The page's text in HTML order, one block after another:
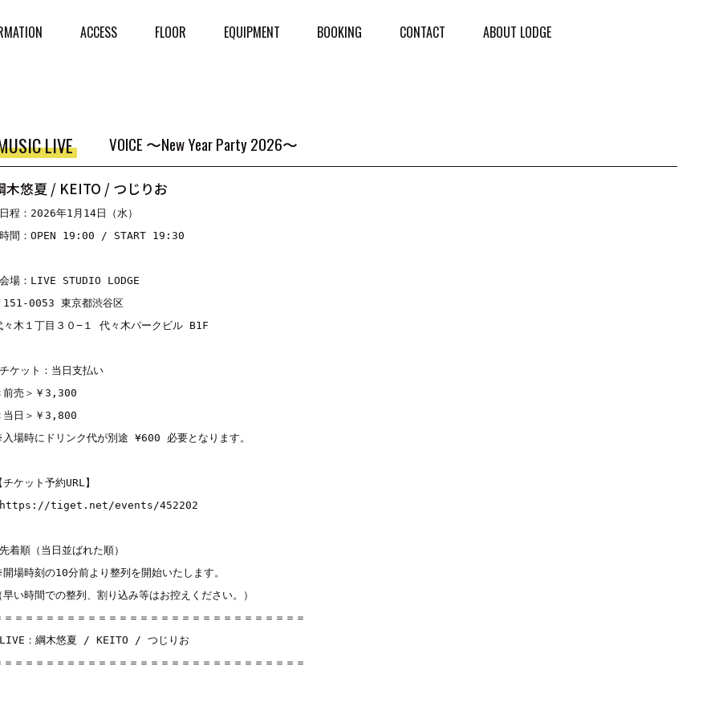
ACCESS FLOOR EQUIPMENT BOOKING CONTACT ABOUT LODGE
LIVE VOICE 〜New Year Party 2026〜
木悠夏 / KEITO / つじりお
程：2026年1月14日（水）
間：OPEN 19:00 / START 19:30
場：LIVE STUDIO LODGE
151-0053 東京都渋谷区
々木１丁目３０−１ 代々木パークビル B1F
ケット：当日支払い
前売＞￥3,300
当日＞￥3,800
場時にドリンク代が別途 ¥600 必要となります。
チケット予約URL】
https://tiget.net/events/452202
着順（当日並ばれた順）
場時刻の10分前より整列を開始いたします。
早い時間での整列、割り込み等はお控えください。）
＝＝＝＝＝＝＝＝＝＝＝＝＝＝＝＝＝＝＝＝＝＝＝＝＝＝＝＝＝
：綱木悠夏 / KEITO / つじりお
＝＝＝＝＝＝＝＝＝＝＝＝＝＝＝＝＝＝＝＝＝＝＝＝＝＝＝＝＝